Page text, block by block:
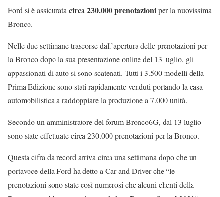
Ford si è assicurata circa 230.000 prenotazioniper la nuovissima
Bronco.
Nelle due settimane trascorse dall’apertura delle prenotazioni per
la Bronco dopo la sua presentazione online del 13 luglio, gli
appassionati di auto si sono scatenati. Tutti i 3.500 modelli della
Prima Edizione sono stati rapidamente venduti portando la casa
automobilistica a raddoppiare la produzione a 7.000 unità.
Secondo un amministratore del forum Bronco6G, dal 13 luglio
sono state effettuate circa 230.000 prenotazioni per la Bronco.
Questa cifra da record arriva circa una settimana dopo che un
portavoce della Ford ha detto a Car and Driver che “le
prenotazioni sono state così numerosi che alcuni clienti della